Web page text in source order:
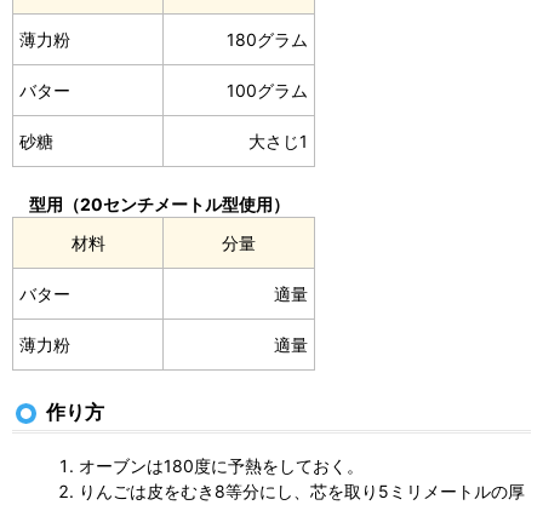
薄力粉 180グラム
バター 100グラム
砂糖 大さじ1
型用（20センチメートル型使用）
材料
分量
バター 適量
薄力粉 適量
作り方
オーブンは180度に予熱をしておく。
りんごは皮をむき8等分にし、芯を取り5ミリメートルの厚